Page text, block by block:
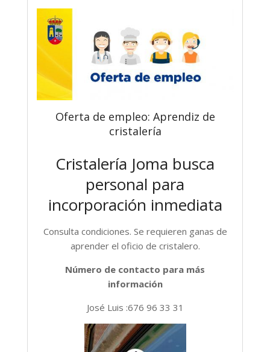
Oferta de empleo: Aprendiz de
cristalería
Cristalería Joma busca
personal para
incorporación inmediata
Consulta condiciones. Se requieren ganas de
aprender el oficio de cristalero.
Número de contacto para más
información
José Luis :676 96 33 31